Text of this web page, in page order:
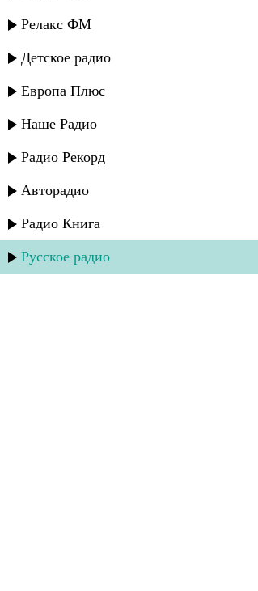
Релакс ФМ
Детское радио
Европа Плюс
Наше Радио
Радио Рекорд
Авторадио
Радио Книга
Русское радио